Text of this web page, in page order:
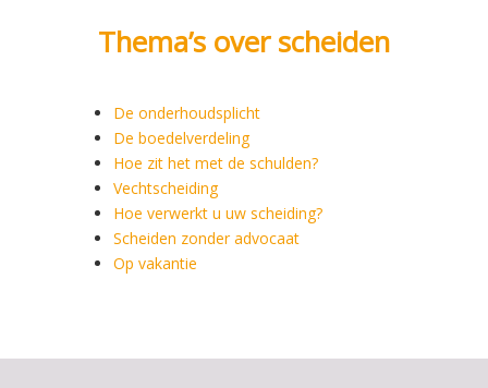
Thema’s over scheiden
De onderhoudsplicht
De boedelverdeling
Hoe zit het met de schulden?
Vechtscheiding
Hoe verwerkt u uw scheiding?
Scheiden zonder advocaat
Op vakantie